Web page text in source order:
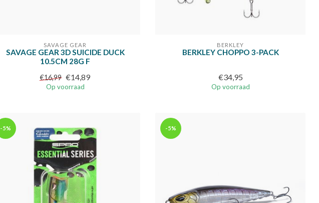
SAVAGE GEAR
SAVAGE GEAR 3D SUICIDE DUCK
10.5CM 28G F
€16,99 €14,89
Op voorraad
BERKLEY
BERKLEY CHOPPO 3-PACK
€34,95
Op voorraad
-5% -5%